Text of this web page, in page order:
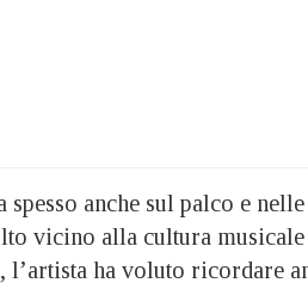
anche sul palco e
vicino alla cultura musicale
l’artista ha voluto ricordare